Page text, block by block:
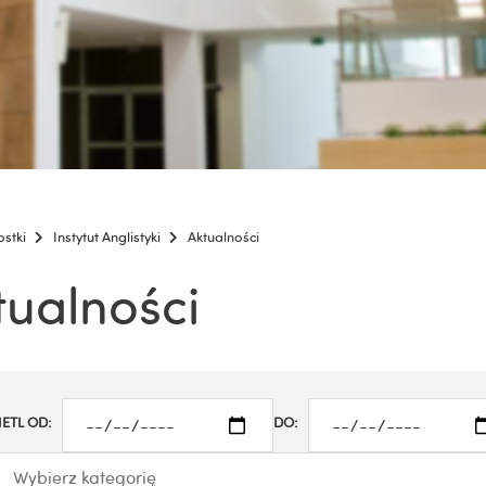
Instytut Anglistyki Aktualności
OD: DO: